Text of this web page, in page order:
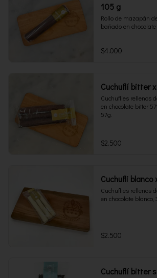
105 g
Rollo de mazapán
bañado en
$4.000
Cuchuflí bitter
Cuchuflies rellenos
en chocolate bitter
57g.
$2.500
Cuchufli blanco
Cuchuflies rellenos
en chocolate blanco,
$2.500
Cuchuflí bitter